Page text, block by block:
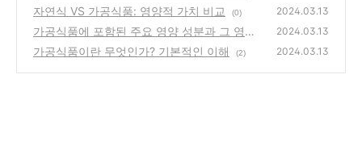
기
(0)
자연식 VS 가공식품: 영양적 가치 비교 (0) 2024.03.13
가공식품에 포함된 주요 영양 성분과 그 영향
(0)
2024.03.13
가공식품이란 무엇인가? 기본적인 이해 (2) 2024.03.13